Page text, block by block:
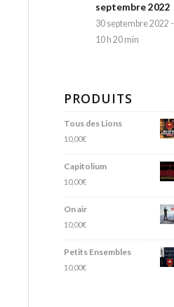
septembre 2022
30 septembre 2022 -
10 h 20 min
PRODUITS
Tous des Lions
10,00€
Capitolium
10,00€
On air
10,00€
Petits Ensembles
10,00€